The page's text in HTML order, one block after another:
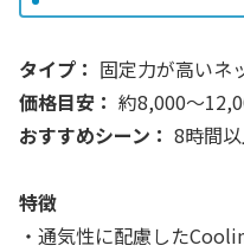
タイプ： 固定力が高いネ
価格目安： 約8,000〜
おすすめシーン： 8時間
特徴
・通気性に配慮した